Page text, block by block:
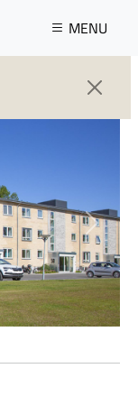
MENU
Next